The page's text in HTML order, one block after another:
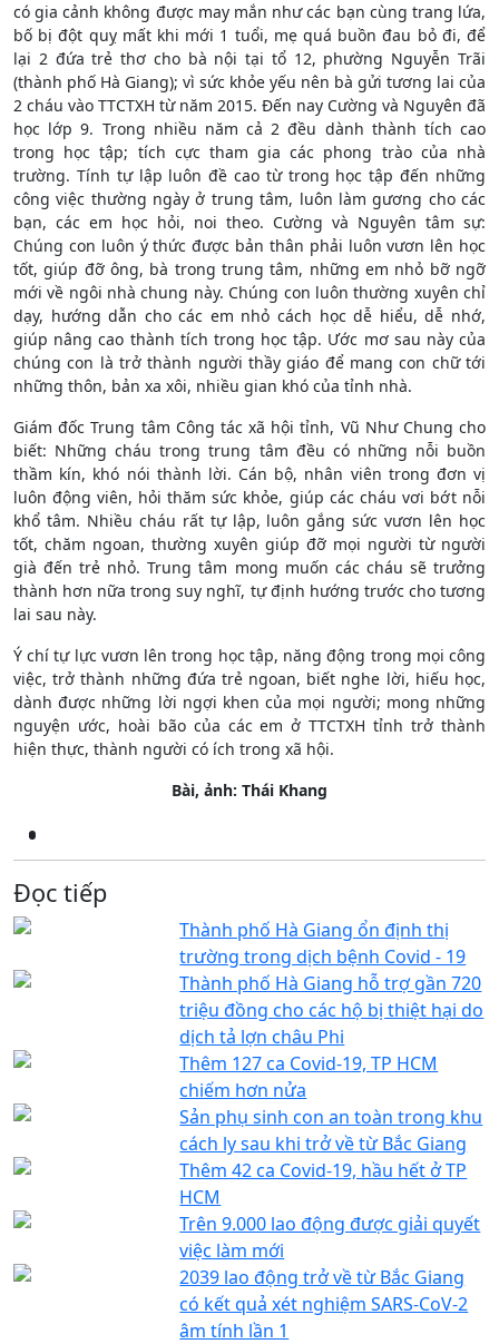
có gia cảnh không được may mắn như các bạn cùng trang lứa,
bố bị đột quỵ mất khi mới 1 tuổi, mẹ quá buồn đau bỏ đi, để
lại 2 đứa trẻ thơ cho bà nội tại tổ 12, phường Nguyễn Trãi
(thành phố Hà Giang); vì sức khỏe yếu nên bà gửi tương lai của
2 cháu vào TTCTXH từ năm 2015. Đến nay Cường và Nguyên đã
học lớp 9. Trong nhiều năm cả 2 đều dành thành tích cao
trong học tập; tích cực tham gia các phong trào của nhà
trường. Tính tự lập luôn đề cao từ trong học tập đến những
công việc thường ngày ở trung tâm, luôn làm gương cho các
bạn, các em học hỏi, noi theo. Cường và Nguyên tâm sự:
Chúng con luôn ý thức được bản thân phải luôn vươn lên học
tốt, giúp đỡ ông, bà trong trung tâm, những em nhỏ bỡ ngỡ
mới về ngôi nhà chung này. Chúng con luôn thường xuyên chỉ
dạy, hướng dẫn cho các em nhỏ cách học dễ hiểu, dễ nhớ,
giúp nâng cao thành tích trong học tập. Ước mơ sau này của
chúng con là trở thành người thầy giáo để mang con chữ tới
những thôn, bản xa xôi, nhiều gian khó của tỉnh nhà.
Giám đốc Trung tâm Công tác xã hội tỉnh, Vũ Như Chung cho
biết: Những cháu trong trung tâm đều có những nỗi buồn
thầm kín, khó nói thành lời. Cán bộ, nhân viên trong đơn vị
luôn động viên, hỏi thăm sức khỏe, giúp các cháu vơi bớt nỗi
khổ tâm. Nhiều cháu rất tự lập, luôn gắng sức vươn lên học
tốt, chăm ngoan, thường xuyên giúp đỡ mọi người từ người
già đến trẻ nhỏ. Trung tâm mong muốn các cháu sẽ trưởng
thành hơn nữa trong suy nghĩ, tự định hướng trước cho tương
lai sau này.
Ý chí tự lực vươn lên trong học tập, năng động trong mọi công
việc, trở thành những đứa trẻ ngoan, biết nghe lời, hiếu học,
dành được những lời ngợi khen của mọi người; mong những
nguyện ước, hoài bão của các em ở TTCTXH tỉnh trở thành
hiện thực, thành người có ích trong xã hội.
Bài, ảnh: Thái Khang
Đọc tiếp
Thành phố Hà Giang ổn định thị
trường trong dịch bệnh Covid - 19
Thành phố Hà Giang hỗ trợ gần 720
triệu đồng cho các hộ bị thiệt hại do
dịch tả lợn châu Phi
Thêm 127 ca Covid-19, TP HCM
chiếm hơn nửa
Sản phụ sinh con an toàn trong khu
cách ly sau khi trở về từ Bắc Giang
Thêm 42 ca Covid-19, hầu hết ở TP
HCM
Trên 9.000 lao động được giải quyết
việc làm mới
2039 lao động trở về từ Bắc Giang
có kết quả xét nghiệm SARS-CoV-2
âm tính lần 1